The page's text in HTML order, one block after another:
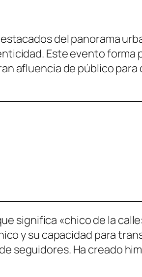
del panorama
Este evento forma
afluencia de público
significa «chico de la
y su capacidad para
seguidores. Ha creado